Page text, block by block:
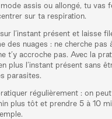
assis ou allongé, tu vas
sur ta respiration.
l’instant présent et laisse
des nuages : ne cherche pas
t’y accroche pas. Avec la
plus l’instant présent sans
parasites.
régulièrement : on
plus tôt et prendre 5 à 10